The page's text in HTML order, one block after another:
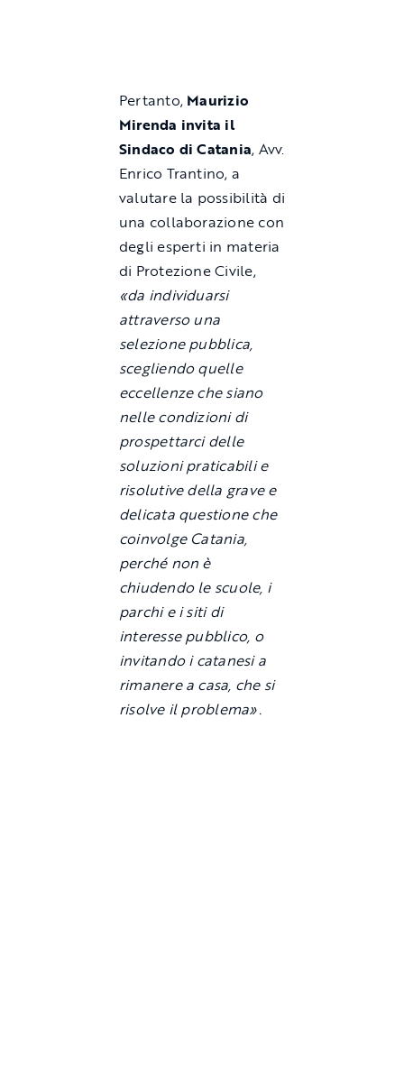
Pertanto, Maurizio
Mirenda invita il
Sindaco di Catania, Avv.
Enrico Trantino, a
valutare la possibilità di
una collaborazione con
degli esperti in materia
di Protezione Civile,
«da individuarsi
attraverso una
selezione pubblica,
scegliendo quelle
eccellenze che siano
nelle condizioni di
prospettarci delle
soluzioni praticabili e
risolutive della grave e
delicata questione che
coinvolge Catania,
perché non è
chiudendo le scuole, i
parchi e i siti di
interesse pubblico, o
invitando i catanesi a
rimanere a casa, che si
risolve il problema».